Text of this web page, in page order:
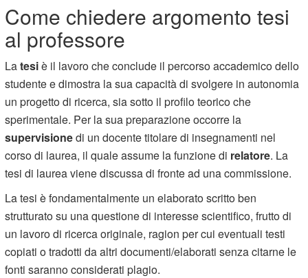
Come chiedere argomento tesi
al professore
Latesiè il lavoro che conclude il percorso accademico dello
studente e dimostra la sua capacità di svolgere in autonomia
un progetto di ricerca, sia sotto il profilo teorico che
sperimentale. Per la sua preparazione occorre la
supervisionedi un docente titolare di insegnamenti nel
corso di laurea, il quale assume la funzione di relatore. La
tesi di laurea viene discussa di fronte ad una commissione.
La tesi è fondamentalmente un elaborato scritto ben
strutturato su una questione di interesse scientifico, frutto di
un lavoro di ricerca originale, ragion per cui eventuali testi
copiati o tradotti da altri documenti/elaborati senza citarne le
fonti saranno considerati plagio.